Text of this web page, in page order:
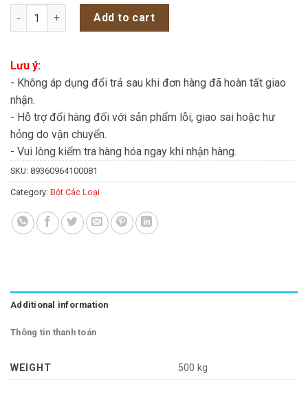
Bột Frappe Luave FR33 1kg ( 10gói / thùng ) - Gói quantity
Add to cart
Lưu ý:
- Không áp dụng đổi trả sau khi đơn hàng đã hoàn tất giao
nhận.
- Hỗ trợ đổi hàng đối với sản phẩm lỗi, giao sai hoặc hư
hỏng do vận chuyển.
- Vui lòng kiểm tra hàng hóa ngay khi nhận hàng.
SKU: 89360964100081
Category: Bột Các Loại
Additional information
Thông tin thanh toán
WEIGHT 500 kg